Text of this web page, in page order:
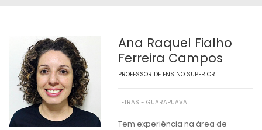
Ana Raquel Fialho
Ferreira Campos
PROFESSOR DE ENSINO SUPERIOR
LETRAS - GUARAPUAVA
Tem experiência na área de